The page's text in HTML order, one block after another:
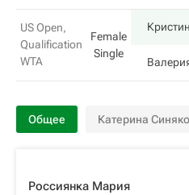
US Open,
Qualification
WTA
Female
Single
Общее Катерина
Россиянка Мария